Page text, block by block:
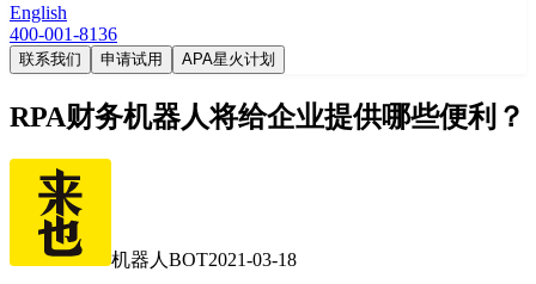
English
400-001-8136
联系我们 申请试用 APA星火计划
RPA财务机器人将给企业提供哪些便利？
机器人BOT2021-03-18